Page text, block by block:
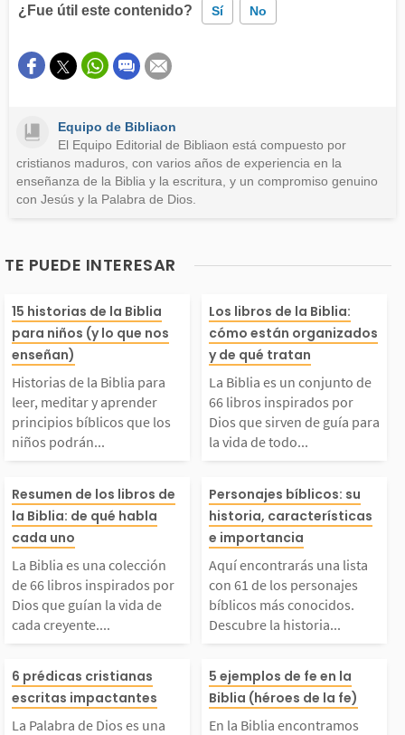
¿Fue útil este contenido? Sí No
Este contenido contiene información incorrecta
Otro
Equipo de Bibliaon
El Equipo Editorial de Bibliaon está compuesto por
cristianos maduros, con varios años de experiencia en la
enseñanza de la Biblia y la escritura, y un compromiso genuino
con Jesús y la Palabra de Dios.
TE PUEDE INTERESAR
de la Biblia
leer, meditar y a
principios bíb
que los niños po
aplicar en su dia
vivir. 1. La creació
2. Adán y Eva...
15 historias de la Biblia
para niños (y lo que nos
enseñan)
Historias de la Biblia para
leer, meditar y aprender
principios bíblicos que los
niños podrán...
La Biblia es
to de 66 libros
dos por Dios
n de guía para
de todo
libros fueron
por más de 40
as...
Los libros de la Biblia:
cómo están organizados
y de qué tratan
La Biblia es un conjunto de
66 libros inspirados por
Dios que sirven de guía para
la vida de todo...
Biblia es una colec
de 66 libros inspi
por Dios que gu
la vida de cada cr
Estos libros fu
Resumen de los libros de
la Biblia: de qué habla
cada uno
La Biblia es una colección
de 66 libros inspirados por
Dios que guían la vida de
cada creyente....
Aquí
lista con 61 de
sonajes
onocidos.
historia de
Personajes bíblicos: su
historia, características
e importancia
Aquí encontrarás una lista
con 61 de los personajes
bíblicos más conocidos.
Descubre la historia...
Palabra de Dios es
6 prédicas cristianas
escritas impactantes
La Palabra de Dios es una
En la Biblia
5 ejemplos de fe en la
Biblia (héroes de la fe)
En la Biblia encontramos